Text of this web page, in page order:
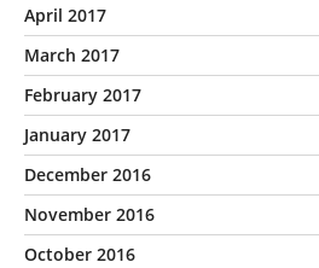
April 2017
March 2017
February 2017
January 2017
December 2016
November 2016
October 2016